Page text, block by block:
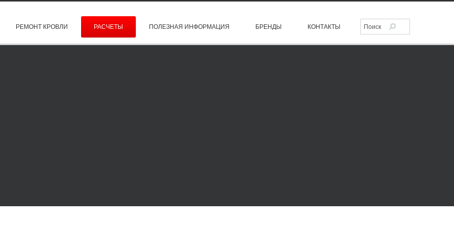
РЕМОНТ КРОВЛИ РАСЧЕТЫ ПОЛЕЗНАЯ ИНФОРМАЦИЯ БРЕНДЫ КОНТАКТЫ